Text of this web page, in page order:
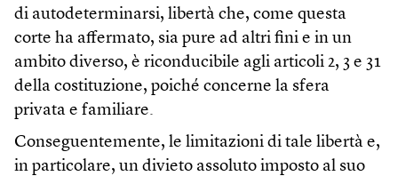
di autodeterminarsi, libertà che, come questa
corte ha affermato, sia pure ad altri fini e in un
ambito diverso, è riconducibile agli articoli 2, 3 e 31
della costituzione, poiché concerne la sfera
privata e familiare.
Conseguentemente, le limitazioni di tale libertà e,
in particolare, un divieto assoluto imposto al suo